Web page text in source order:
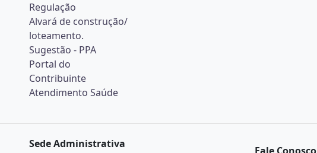
Regulação
Alvará de construção/
loteamento.
Sugestão - PPA
Portal do
Contribuinte
Atendimento Saúde
Sede Administrativa